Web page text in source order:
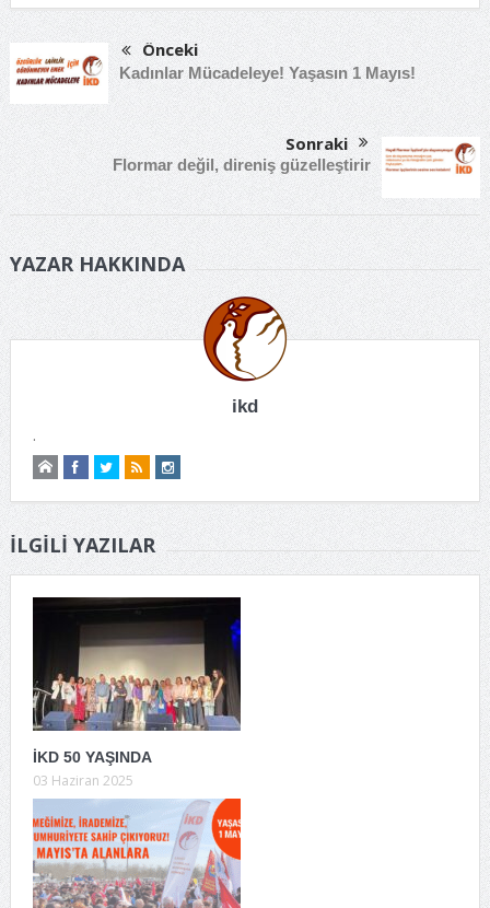
Önceki
Kadınlar Mücadeleye! Yaşasın 1 Mayıs!
Sonraki
Flormar değil, direniş güzelleştirir
YAZAR HAKKINDA
ikd
.
İLGILI YAZILAR
İKD 50 YAŞINDA
03 Haziran 2025